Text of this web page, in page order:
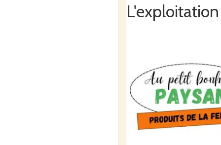
choisi de nous lancer
Nous avons fais le choix
impact sur
Nos céréales sont
L'exploitation